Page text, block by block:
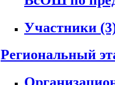
Участники
Региональный